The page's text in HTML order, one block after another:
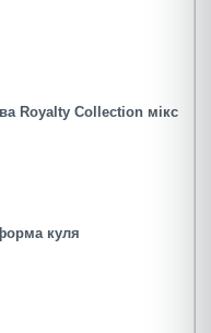
Royalty Collection мікс
куля